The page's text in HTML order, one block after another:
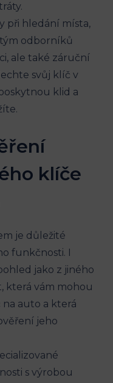
při ​hledání místa,
odborníků
ale také záruční
svůj klíč v
klid a
klíče​
⁤je důležité
funkčnosti. I​
jako‌ z jiného
která vám mohou
auto a která
jeho
s výrobou